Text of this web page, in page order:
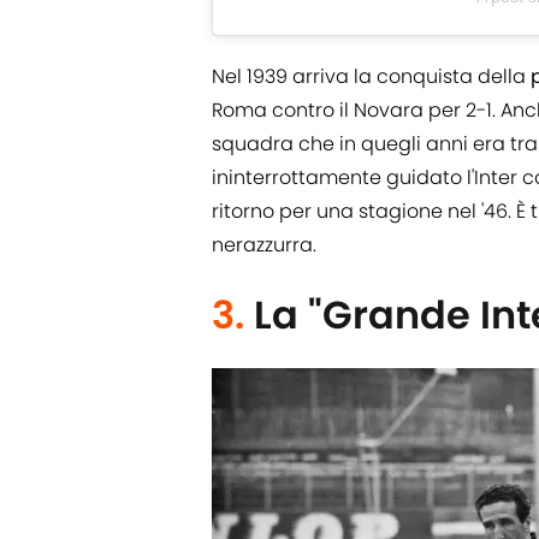
Nel 1939 arriva la conquista della
Roma contro il Novara per 2-1.
squadra che in quegli anni era
ininterrottamente guidato l'Inter
ritorno per una stagione nel '46.
nerazzurra.
3. La "Grande